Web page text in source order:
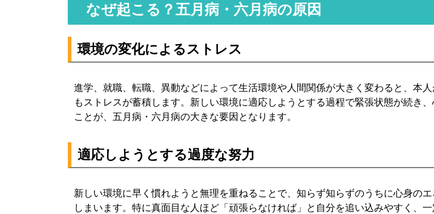
なぜ起こる？五月病・六月病の原因
環境の変化によるストレス
進学、就職、転職、異動などによって生活環境や人間関係が大きく変わると、本
もストレスが蓄積します。新しい環境に適応しようとする過程で緊張状態が続き
ことが、五月病・六月病の大きな要因となります。
適応しようとする過度な努力
新しい環境に早く慣れようと無理を重ねることで、知らず知らずのうちに心身の
しまいます。特に真面目な人ほど「頑張らなければ」と自分を追い込みやすく、